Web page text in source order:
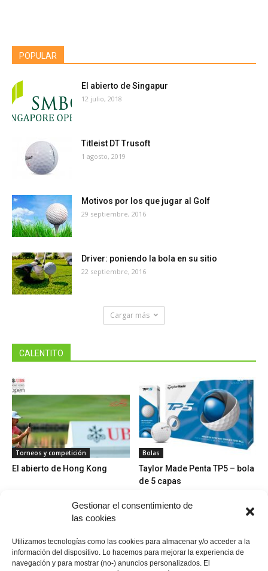
Gestionar el consentimiento de
las cookies
Utilizamos tecnologías como las cookies para almacenar y/o acceder a la
información del dispositivo. Lo hacemos para mejorar la experiencia de
navegación y para mostrar (no-) anuncios personalizados. El
POPULAR
El abierto de Singapur
12 julio, 2018
Titleist DT Trusoft
1 agosto, 2019
Motivos por los que jugar al Golf
29 septiembre, 2016
Driver: poniendo la bola en su sitio
22 septiembre, 2016
Cargar más
CALENTITO
Torneos y competición
El abierto de Hong Kong
Bolas
Taylor Made Penta TP5 – bola
de 5 capas